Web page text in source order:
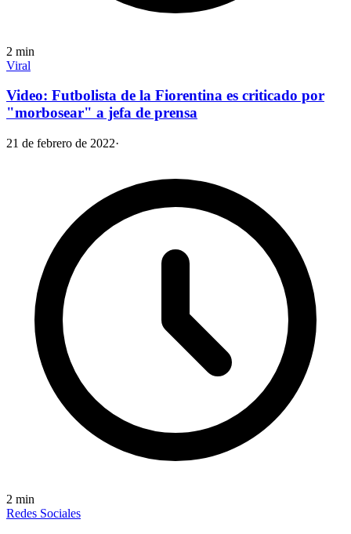
2 min
Viral
Video: Futbolista de la Fiorentina es criticado por
"morbosear" a jefa de prensa
21 de febrero de 2022·
2 min
Redes Sociales